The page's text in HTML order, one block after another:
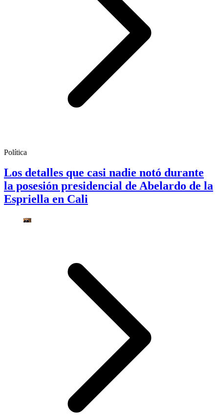
Política
Los detalles que casi nadie notó durante
la posesión presidencial de Abelardo de la
Espriella en Cali